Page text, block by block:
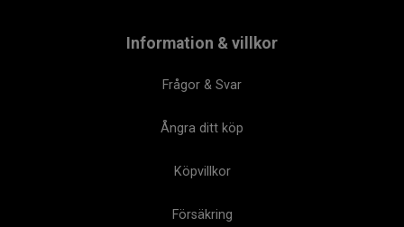
Information & villkor
Frågor & Svar
Ångra ditt köp
Köpvillkor
Försäkring